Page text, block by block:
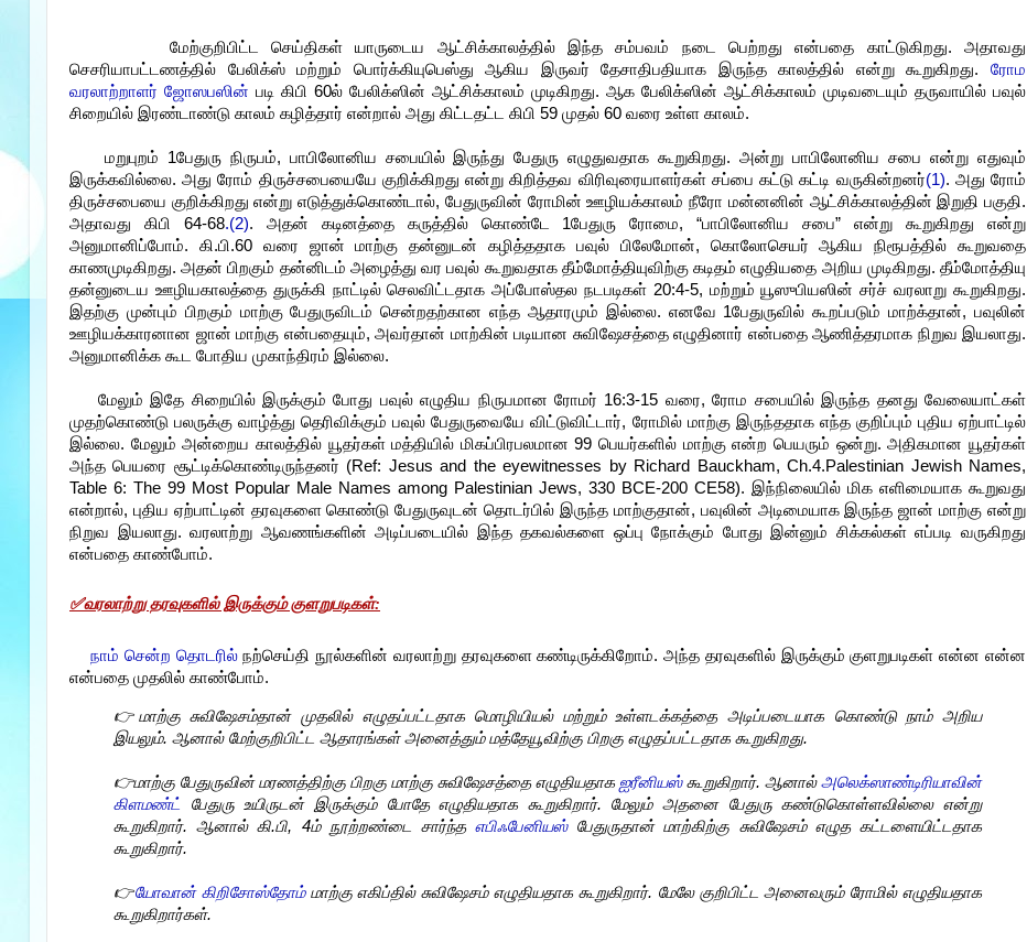
மேற்குறிபிட்ட செய்திகள் யாருடைய ஆட்சிக்காலத்தில் இந்த சம்பவம் நடை பெற்றது என்பதை காட்டுகிறது. அதாவது
செசரியாபட்டணத்தில் பேலிக்ஸ் மற்றும் பொர்க்கியுபெஸ்து ஆகிய இருவர் தேசாதிபதியாக இருந்த காலத்தில் என்று கூறுகிறது. ரோம
வரலாற்றாளர் ஜோஸபஸின் படி கிபி 60ல் பேலிக்ஸின் ஆட்சிக்காலம் முடிகிறது. ஆக பேலிக்ஸின் ஆட்சிக்காலம் முடிவடையும் தருவாயில் பவுல்
சிறையில் இரண்டாண்டு காலம் கழித்தார் என்றால் அது கிட்டதட்ட கிபி 59 முதல் 60 வரை உள்ள காலம்.
மறுபுறம் 1பேதுரு நிருபம், பாபிலோனிய சபையில் இருந்து பேதுரு எழுதுவதாக கூறுகிறது. அன்று பாபிலோனிய சபை என்று எதுவும்
இருக்கவில்லை. அது ரோம் திருச்சபையையே குறிக்கிறது என்று கிறித்தவ விரிவுரையாளர்கள் சப்பை கட்டு கட்டி வருகின்றனர்(1). அது ரோம்
திருச்சபையை குறிக்கிறது என்று எடுத்துக்கொண்டால், பேதுருவின் ரோமின் ஊழியக்காலம் நீரோ மன்னனின் ஆட்சிக்காலத்தின் இறுதி பகுதி.
அதாவது கிபி 64-68.(2). அதன் கடினத்தை கருத்தில் கொண்டே 1பேதுரு ரோமை, “பாபிலோனிய சபை” என்று கூறுகிறது என்று
அனுமானிப்போம். கி.பி.60 வரை ஜான் மாற்கு தன்னுடன் கழித்ததாக பவுல் பிலேமோன், கொலோசெயர் ஆகிய நிரூபத்தில் கூறுவதை
காணமுடிகிறது. அதன் பிறகும் தன்னிடம் அழைத்து வர பவுல் கூறுவதாக தீம்மோத்தியுவிற்கு கடிதம் எழுதியதை அறிய முடிகிறது. தீம்மோத்தியு
தன்னுடைய ஊழியகாலத்தை துருக்கி நாட்டில் செலவிட்டதாக அப்போஸ்தல நடபடிகள் 20:4-5, மற்றும் யூஸுபியஸின் சர்ச் வரலாறு கூறுகிறது.
இதற்கு முன்பும் பிறகும் மாற்கு பேதுருவிடம் சென்றதற்கான எந்த ஆதாரமும் இல்லை. எனவே 1பேதுருவில் கூறப்படும் மாற்க்தான், பவுலின்
ஊழியக்காரனான ஜான் மாற்கு என்பதையும், அவர்தான் மாற்கின் படியான சுவிஷேசத்தை எழுதினார் என்பதை ஆணித்தரமாக நிறுவ இயலாது.
அனுமானிக்க கூட போதிய முகாந்திரம் இல்லை.
மேலும் இதே சிறையில் இருக்கும் போது பவுல் எழுதிய நிருபமான ரோமர் 16:3-15 வரை, ரோம சபையில் இருந்த தனது வேலையாட்கள்
முதற்கொண்டு பலருக்கு வாழ்த்து தெரிவிக்கும் பவுல் பேதுருவையே விட்டுவிட்டார், ரோமில் மாற்கு இருந்ததாக எந்த குறிப்பும் புதிய ஏற்பாட்டில்
இல்லை. மேலும் அன்றைய காலத்தில் யூதர்கள் மத்தியில் மிகப்பிரபலமான 99 பெயர்களில் மாற்கு என்ற பெயரும் ஒன்று. அதிகமான யூதர்கள்
அந்த பெயரை சூட்டிக்கொண்டிருந்தனர் (Ref: Jesus and the eyewitnesses by Richard Bauckham, Ch.4.Palestinian Jewish Names,
Table 6: The 99 Most Popular Male Names among Palestinian Jews, 330 BCE-200 CE58). இந்நிலையில் மிக எளிமையாக கூறுவது
என்றால், புதிய ஏற்பாட்டின் தரவுகளை கொண்டு பேதுருவுடன் தொடர்பில் இருந்த மாற்குதான், பவுலின் அடிமையாக இருந்த ஜான் மாற்கு என்று
நிறுவ இயலாது. வரலாற்று ஆவணங்களின் அடிப்படையில் இந்த தகவல்களை ஒப்பு நோக்கும் போது இன்னும் சிக்கல்கள் எப்படி வருகிறது
என்பதை காண்போம்.
✅வரலாற்று தரவுகளில் இருக்கும் குளறுபடிகள்:
நாம் சென்ற தொடரில்நற்செய்தி நூல்களின் வரலாற்று தரவுகளை கண்டிருக்கிறோம். அந்த தரவுகளில் இருக்கும் குளறுபடிகள் என்ன என்ன
என்பதை முதலில் காண்போம்.
👉மாற்கு சுவிஷேசம்தான் முதலில் எழுதப்பட்டதாக மொழியியல் மற்றும் உள்ளடக்கத்தை அடிப்படையாக கொண்டு நாம் அறிய
இயலும். ஆனால் மேற்குறிபிட்ட ஆதாரங்கள் அனைத்தும் மத்தேயூவிற்கு பிறகு எழுதப்பட்டதாக கூறுகிறது.
👉மாற்கு பேதுருவின் மரணத்திற்கு பிறகு மாற்கு சுவிஷேசத்தை எழுதியதாக ஐரீனியஸ்கூறுகிறார். ஆனால்அலெக்ஸாண்டிரியாவின்
கிளமண்ட் பேதுரு உயிருடன் இருக்கும் போதே எழுதியதாக கூறுகிறார். மேலும் அதனை பேதுரு கண்டுகொள்ளவில்லை என்று
கூறுகிறார். ஆனால் கி.பி, 4ம் நூற்றண்டை சார்ந்தஎபிஃபேனியஸ்பேதுருதான் மாற்கிற்கு சுவிஷேசம் எழுத கட்டளையிட்டதாக
கூறுகிறார்.
👉யோவான் கிறிசோஸ்தோம்மாற்கு எகிப்தில் சுவிஷேசம் எழுதியதாக கூறுகிறார். மேலே குறிபிட்ட அனைவரும் ரோமில் எழுதியதாக
கூறுகிறார்கள்.